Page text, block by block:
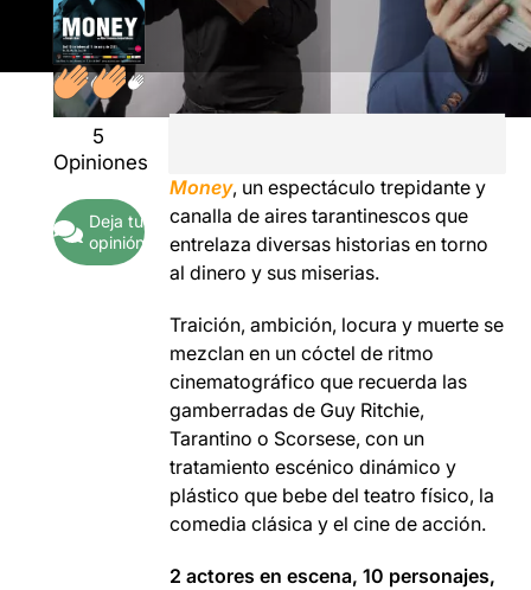
5
Opiniones
Deja tu
opinión
Money, un espectáculo trepidante y
canalla de aires tarantinescos que
entrelaza diversas historias en torno
al dinero y sus miserias.
Traición, ambición, locura y muerte se
mezclan en un cóctel de ritmo
cinematográfico que recuerda las
gamberradas de Guy Ritchie,
Tarantino o Scorsese, con un
tratamiento escénico dinámico y
plástico que bebe del teatro físico, la
comedia clásica y el cine de acción.
2 actores en escena, 10 personajes,